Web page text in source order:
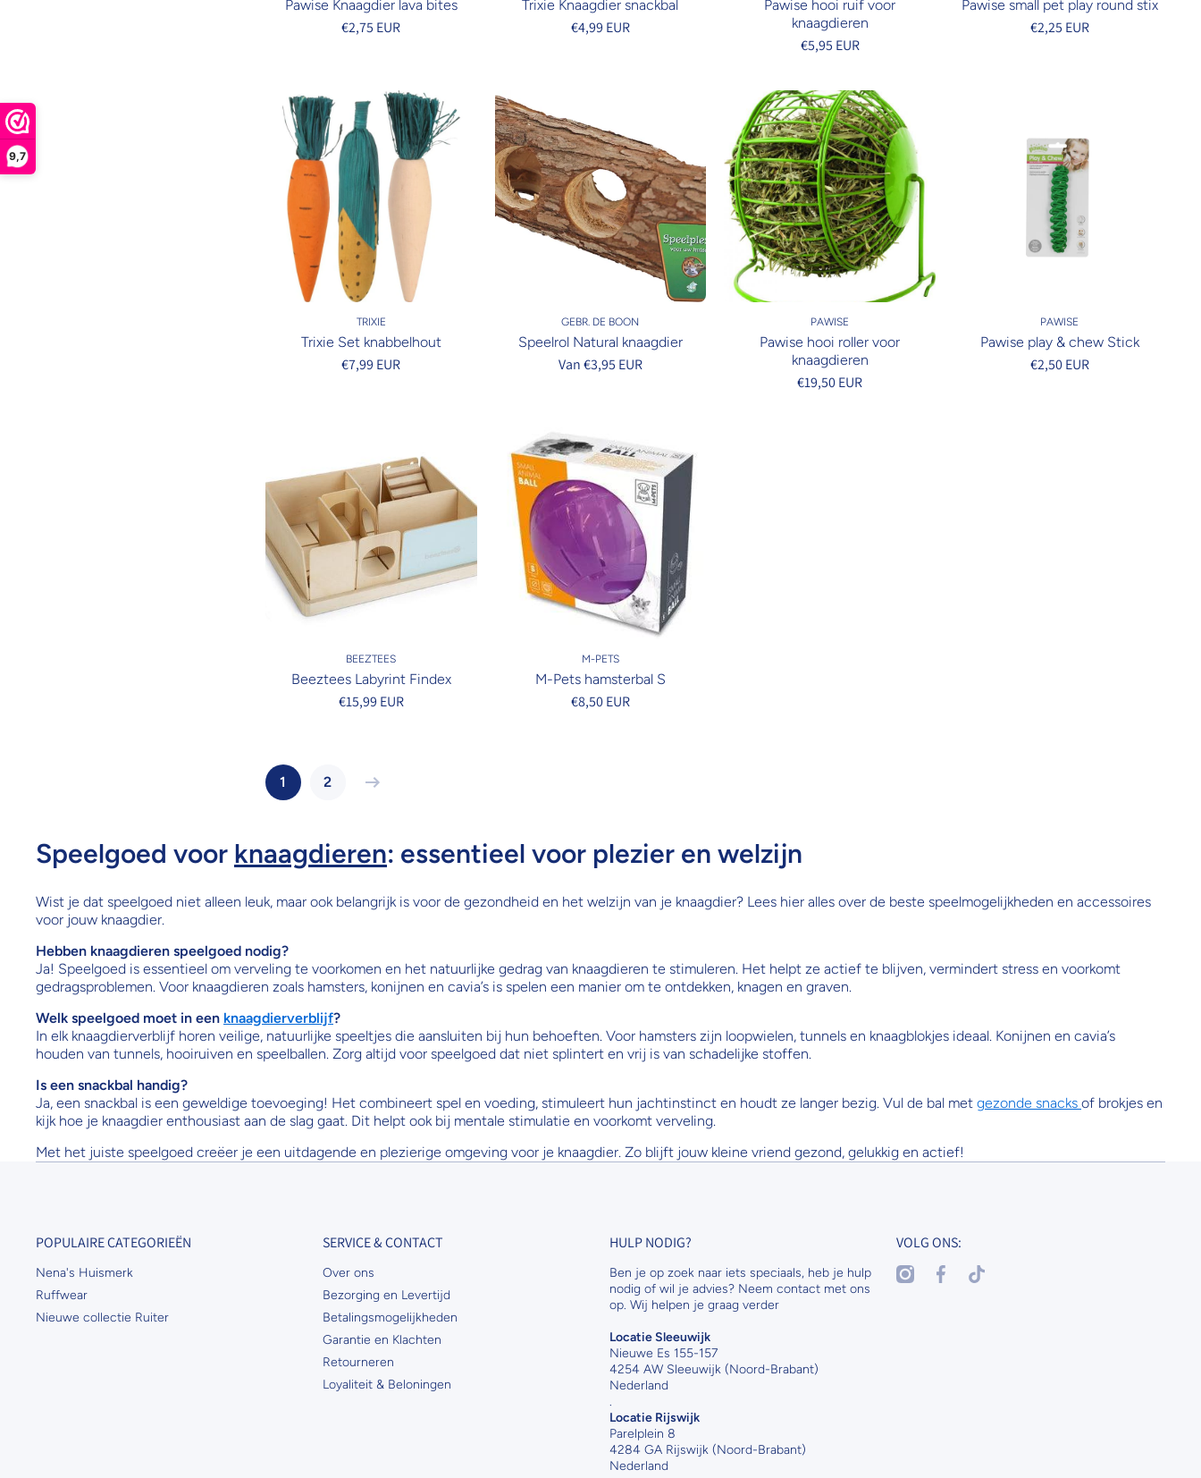
9,7
Pawise Knaagdier lava bites
€2,75 EUR
Trixie Knaagdier snackbal
€4,99 EUR
Pawise hooi ruif voor
knaagdieren
€5,95 EUR
Pawise small pet play round stix
€2,25 EUR
TRIXIE
Trixie Set knabbelhout
€7,99 EUR
GEBR. DE BOON
Speelrol Natural knaagdier
Van €3,95 EUR
PAWISE
Pawise hooi roller voor
knaagdieren
€19,50 EUR
PAWISE
Pawise play & chew Stick
€2,50 EUR
BEEZTEES
Beeztees Labyrint Findex
€15,99 EUR
M-PETS
M-Pets hamsterbal S
€8,50 EUR
1 2
Speelgoed voor knaagdieren: essentieel voor plezier en welzijn
Wist je dat speelgoed niet alleen leuk, maar ook belangrijk is voor de gezondheid en het welzijn van je knaagdier? Lees hier alles over de beste speelmogelijkheden en accessoires
voor jouw knaagdier.
Hebben knaagdieren speelgoed nodig?
Ja! Speelgoed is essentieel om verveling te voorkomen en het natuurlijke gedrag van knaagdieren te stimuleren. Het helpt ze actief te blijven, vermindert stress en voorkomt
gedragsproblemen. Voor knaagdieren zoals hamsters, konijnen en cavia’s is spelen een manier om te ontdekken, knagen en graven.
Welk speelgoed moet in een knaagdierverblijf?
In elk knaagdierverblijf horen veilige, natuurlijke speeltjes die aansluiten bij hun behoeften. Voor hamsters zijn loopwielen, tunnels en knaagblokjes ideaal. Konijnen en cavia’s
houden van tunnels, hooiruiven en speelballen. Zorg altijd voor speelgoed dat niet splintert en vrij is van schadelijke stoffen.
Is een snackbal handig?
Ja, een snackbal is een geweldige toevoeging! Het combineert spel en voeding, stimuleert hun jachtinstinct en houdt ze langer bezig. Vul de bal met gezonde snacks of brokjes en
kijk hoe je knaagdier enthousiast aan de slag gaat. Dit helpt ook bij mentale stimulatie en voorkomt verveling.
Met het juiste speelgoed creëer je een uitdagende en plezierige omgeving voor je knaagdier. Zo blijft jouw kleine vriend gezond, gelukkig en actief!
POPULAIRE CATEGORIEËN
Nena's Huismerk
Ruffwear
Nieuwe collectie Ruiter
SERVICE & CONTACT
Over ons
Bezorging en Levertijd
Betalingsmogelijkheden
Garantie en Klachten
Retourneren
Loyaliteit & Beloningen
HULP NODIG?
Ben je op zoek naar iets speciaals, heb je hulp
nodig of wil je advies? Neem contact met ons
op. Wij helpen je graag verder
Locatie Sleeuwijk
Nieuwe Es 155-157
4254 AW Sleeuwijk (Noord-Brabant)
Nederland
.
Locatie Rijswijk
Parelplein 8
4284 GA Rijswijk (Noord-Brabant)
Nederland
VOLG ONS:
instagramcom/nenaspetsandhorses
facebookcom/nenasdogscats
tiktokcom/@nenaspetsnl